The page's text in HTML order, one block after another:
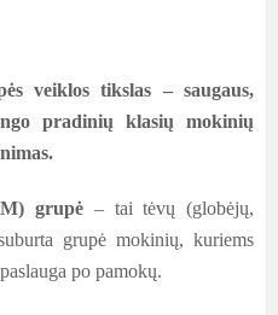
veiklos tikslas – saugaus,
pradinių klasių mokinių
grupė – tai tėvų (globėjų,
grupė mokinių, kuriems
po pamokų.